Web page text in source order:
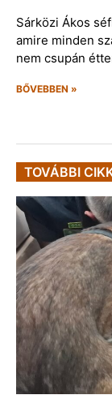
Sárközi Ákos
amire minden
nem csupán
BŐVEBBEN »
TOVÁBBI